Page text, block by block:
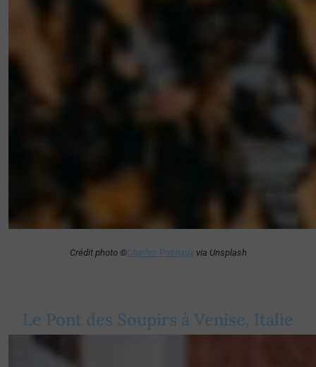
Crédit photo ©Charles Postiaux via Unsplash
Le Pont des Soupirs à Venise, Italie